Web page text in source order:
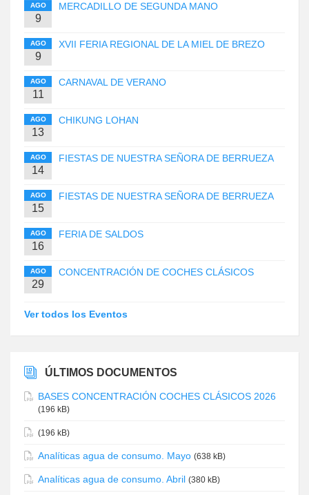
AGO
9
MERCADILLO DE SEGUNDA MANO
AGO
9
XVII FERIA REGIONAL DE LA MIEL DE BREZO
AGO
11
CARNAVAL DE VERANO
AGO
13
CHIKUNG LOHAN
AGO
14
FIESTAS DE NUESTRA SEÑORA DE BERRUEZA
AGO
15
FIESTAS DE NUESTRA SEÑORA DE BERRUEZA
AGO
16
FERIA DE SALDOS
AGO
29
CONCENTRACIÓN DE COCHES CLÁSICOS
Ver todos los Eventos
ÚLTIMOS DOCUMENTOS
BASES CONCENTRACIÓN COCHES CLÁSICOS 2026
(196 kB)
(196 kB)
Analíticas agua de consumo. Mayo (638 kB)
Analíticas agua de consumo. Abril (380 kB)